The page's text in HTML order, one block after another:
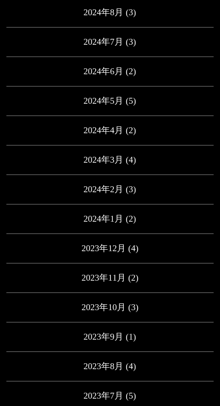
2024年8月 (3)
2024年7月 (3)
2024年6月 (2)
2024年5月 (5)
2024年4月 (2)
2024年3月 (4)
2024年2月 (3)
2024年1月 (2)
2023年12月 (4)
2023年11月 (2)
2023年10月 (3)
2023年9月 (1)
2023年8月 (4)
2023年7月 (5)